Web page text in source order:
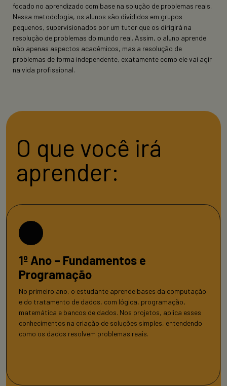
focado no aprendizado com base na solução de problemas reais.
Nessa metodologia, os alunos são divididos em grupos
pequenos, supervisionados por um tutor que os dirigirá na
resolução de problemas do mundo real. Assim, o aluno aprende
não apenas aspectos acadêmicos, mas a resolução de
problemas de forma independente, exatamente como ele vai agir
na vida profissional.
O que você irá
aprender:
1º Ano – Fundamentos e
Programação
No primeiro ano, o estudante aprende bases da computação
e do tratamento de dados, com lógica, programação,
matemática e bancos de dados. Nos projetos, aplica esses
conhecimentos na criação de soluções simples, entendendo
como os dados resolvem problemas reais.